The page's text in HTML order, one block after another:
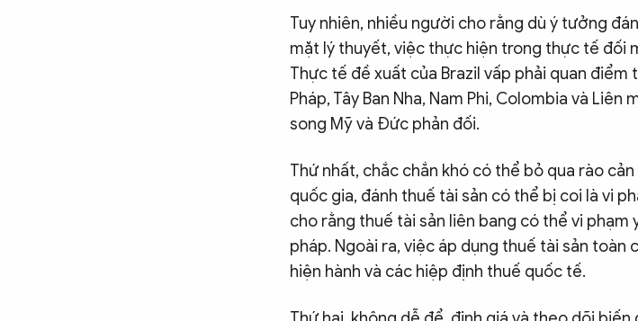
Tuy nhiên, nhiều người cho rằng dù ý tưởng
mặt lý thuyết, việc thực hiện trong thực tế đối
Thực tế đề xuất của Brazil vấp phải quan
Pháp, Tây Ban Nha, Nam Phi, Colombia và Liên
song Mỹ và Đức phản đối.
Thứ nhất, chắc chắn khó có thể bỏ qua rào
quốc gia, đánh thuế tài sản có thể bị coi là vi
cho rằng thuế tài sản liên bang có thể vi
pháp. Ngoài ra, việc áp dụng thuế tài sản
hiện hành và các hiệp định thuế quốc tế.